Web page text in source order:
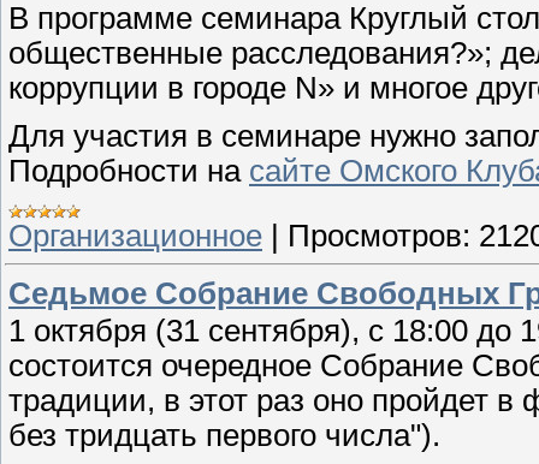
В программе семинара Круглый
общественные расследования?»;
коррупции в городе N» и многое
Для участия в семинаре нужно
Подробности на сайте Омского
Организационное | Просмотров:
Седьмое Собрание Свободных
1 октября (31 сентября), с 18:00
состоится очередное Собрание
традиции, в этот раз оно пройдет
без тридцать первого числа").